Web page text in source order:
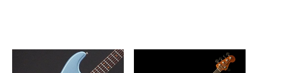
ディン
/ジャズマスター・JMタイプ